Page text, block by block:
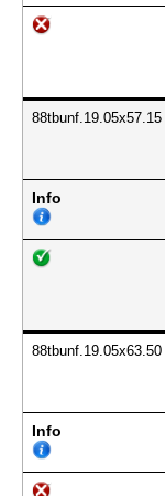
88tbunf.19.05x57.15
Info
88tbunf.19.05x63.50
Info